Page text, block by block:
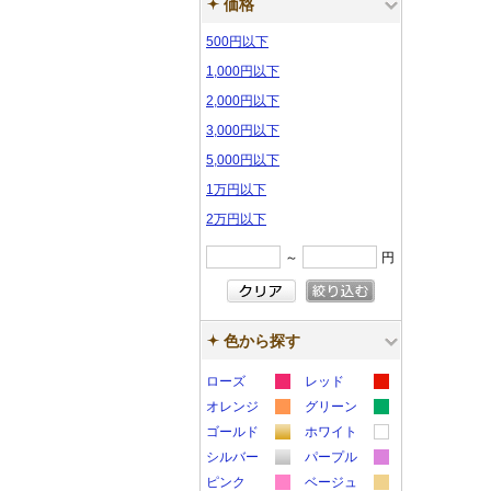
価格
500円以下
1,000円以下
2,000円以下
3,000円以下
5,000円以下
1万円以下
2万円以下
～ 円
色から探す
ローズ
カ
ラ
レッド
カ
ラ
オレンジ
カ
ラ
グリーン
カ
ラ
ゴールド
カ
ラ
ホワイト
カ
ラ
シルバー
カ
パープル
カ
ピンク
ベージュ